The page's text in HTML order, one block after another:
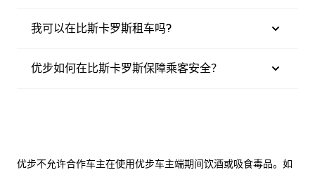
我可以在比斯卡罗斯租车吗?
优步如何在比斯卡罗斯保障乘客安全？
优步不允许合作车主在使用优步车主端期间饮酒或吸食毒品。如